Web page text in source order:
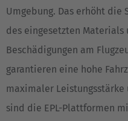
Česká republika
Deutschland
Deutsch
Umgebung. Das erhöht die
des eingesetzten
Beschädigungen am
garantieren eine hohe
maximaler
sind die EPL-Plattformen